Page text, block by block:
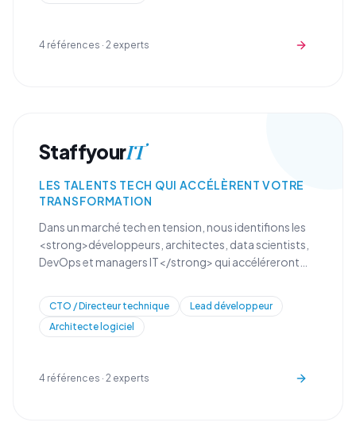
4 références · 2 experts
StaffyourIT
LES TALENTS TECH QUI ACCÉLÈRENT VOTRE
TRANSFORMATION
Dans un marché tech en tension, nous identifions les
<strong>développeurs, architectes, data scientists,
DevOps et managers IT</strong> qui accéléreront
équipes techniques.
CTO / Directeur technique
Lead développeur
Architecte logiciel
4 références · 2 experts